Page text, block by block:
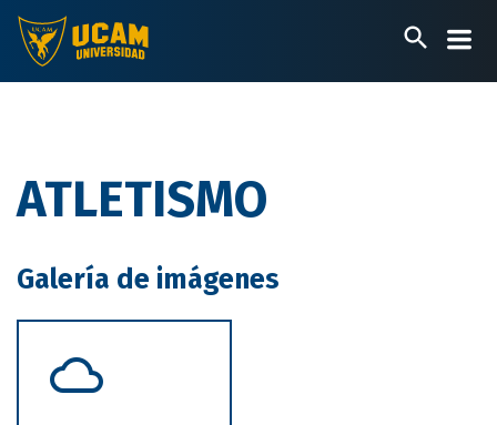
Pasar
contenido
principal
ATLETISMO
Galería de imágenes